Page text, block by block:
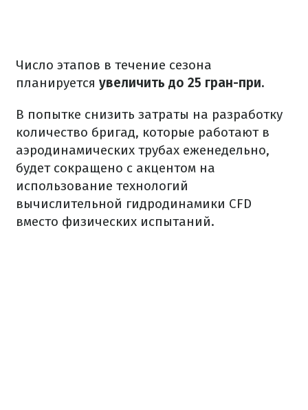
Число этапов в течение сезона
планируется увеличить до 25 гран-при.
В попытке снизить затраты на разработку
количество бригад, которые работают в
аэродинамических трубах еженедельно,
будет сокращено с акцентом на
использование технологий
вычислительной гидродинамики CFD
вместо физических испытаний.